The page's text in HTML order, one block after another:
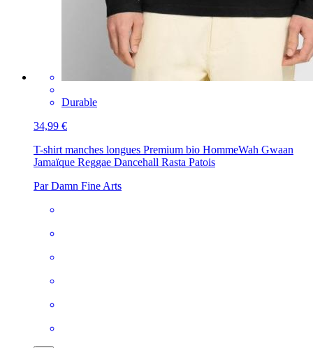
Durable
34,99 €
T-shirt manches longues Premium bio HommeWah Gwaan
Jamaïque Reggae Dancehall Rasta Patois
Par Damn Fine Arts